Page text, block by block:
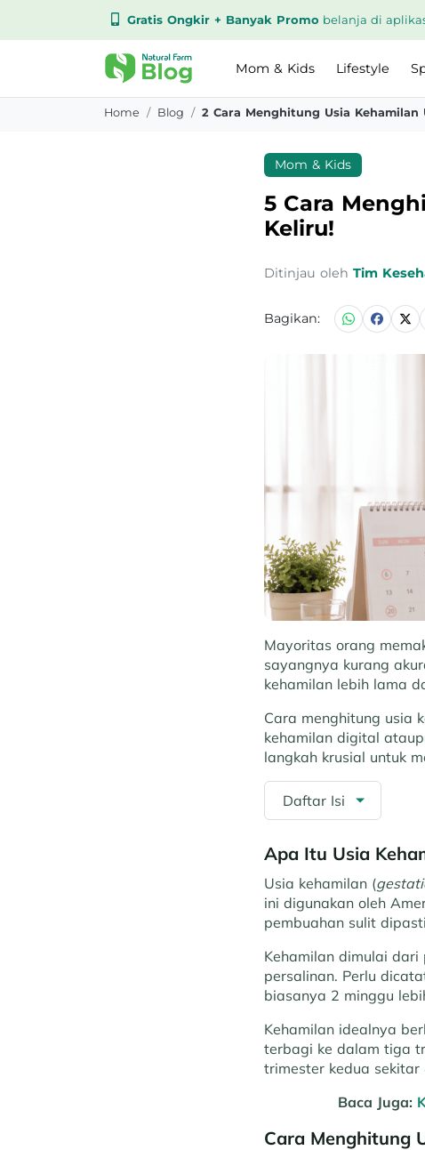
Gratis Ongkir + Banyak Promo belanja di
Mom & Kids Lifestyle
Home Blog 2 Cara Menghitung Usia Kehamilan
Mom & Kids
5 Cara
Keliru!
Ditinjau oleh Tim
Bagikan:
Mayoritas orang
sayangnya kurang
kehamilan lebih lama
Cara menghitung usia
kehamilan digital
langkah krusial untuk
Daftar Isi
Apa Itu Usia
Usia kehamilan (
ini digunakan oleh
pembuahan sulit
Kehamilan dimulai
persalinan. Perlu
biasanya 2 minggu
Kehamilan idealnya
terbagi ke dalam tiga
trimester kedua
Baca Juga:
Cara Menghitung